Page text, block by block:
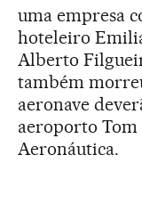
uma empresa
hoteleiro
Alberto
também
aeronave
aeroporto Tom
Aeronáutica.